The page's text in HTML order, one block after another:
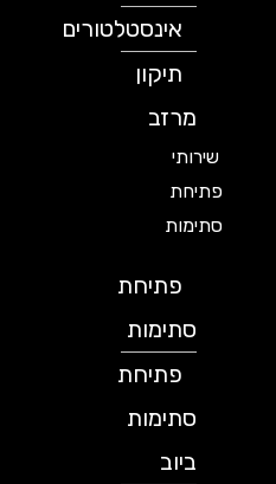
אינסטלטורים
תיקון
מרזב
שירותי
פתיחת
סתימות
פתיחת
סתימות
פתיחת
סתימות